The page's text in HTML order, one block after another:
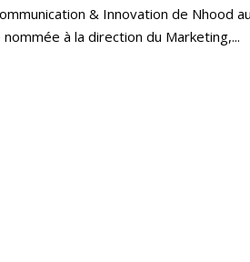
& Innovation de Nhood
à la direction du Marketing,...